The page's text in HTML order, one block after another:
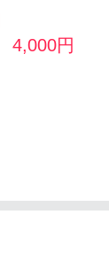
4,000円